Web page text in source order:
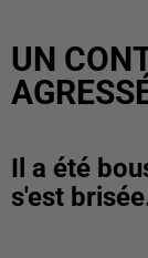
UN
Il a été
s'est